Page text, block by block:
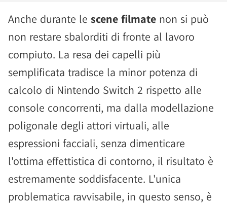
Anche durante le scene filmate non si può
non restare sbalorditi di fronte al lavoro
compiuto. La resa dei capelli più
semplificata tradisce la minor potenza di
calcolo di Nintendo Switch 2 rispetto alle
console concorrenti, ma dalla modellazione
poligonale degli attori virtuali, alle
espressioni facciali, senza dimenticare
l'ottima effettistica di contorno, il risultato è
estremamente soddisfacente. L'unica
problematica ravvisabile, in questo senso, è